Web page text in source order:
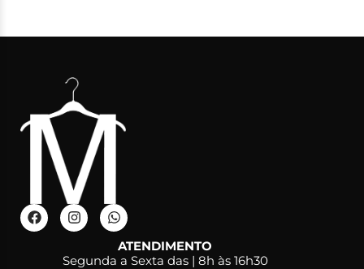
ATENDIMENTO
Segunda a Sexta das | 8h às 16h30